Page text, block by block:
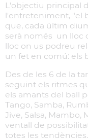
L'objectiu principal
l'entreteniment, "el
que, cada últim
serà només un lloc
lloc on us podreu
un fet en comú: els
Des de les 6 de la
seguint els ritmes
els amants del ball
Tango, Samba,
Jive, Salsa, Mambo,
ventall de
totes les tendències.